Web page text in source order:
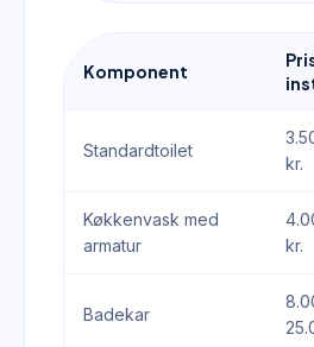
Komponent
Standardtoilet
kr.
Køkkenvask med
armatur
kr.
Badekar